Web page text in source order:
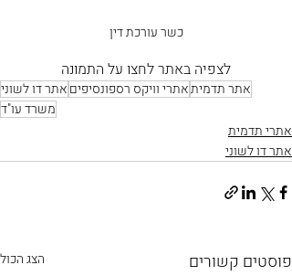
כשר עורכת דין
לצפיה באתר לחצו על התמונה
אתר תדמיתאתרי וויקס רספונסיפיםאתר דו לשוני
משרד עו"ד
אתרי תדמית
אתר דו לשוני
פוסטים קשורים הצג הכול